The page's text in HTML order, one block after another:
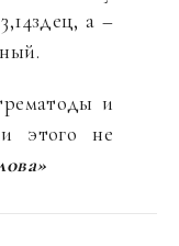
а –
и
этого не